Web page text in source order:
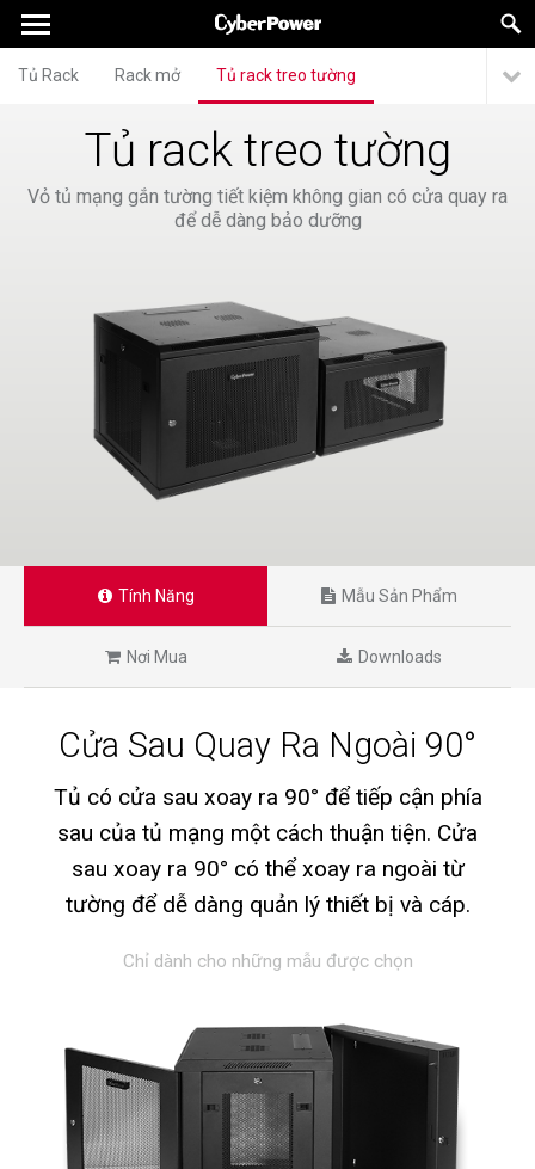
Tủ Rack Rack mở Tủ rack treo tường
Tủ rack treo tường
Vỏ tủ mạng gắn tường tiết kiệm không gian có cửa quay ra
để dễ dàng bảo dưỡng
Tính Năng Mẫu Sản Phẩm
Nơi Mua Downloads
Cửa Sau Quay Ra Ngoài 90°
Tủ có cửa sau xoay ra 90° để tiếp cận phía
sau của tủ mạng một cách thuận tiện. Cửa
sau xoay ra 90° có thể xoay ra ngoài từ
tường để dễ dàng quản lý thiết bị và cáp.
Chỉ dành cho những mẫu được chọn